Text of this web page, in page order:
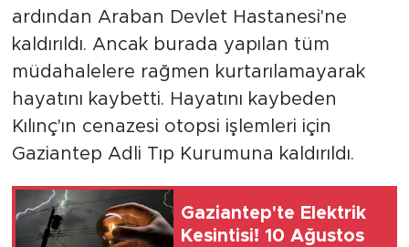
ardından Araban Devlet Hastanesi'ne
kaldırıldı. Ancak burada yapılan tüm
müdahalelere rağmen kurtarılamayarak
hayatını kaybetti. Hayatını kaybeden
Kılınç'ın cenazesi otopsi işlemleri için
Gaziantep Adli Tıp Kurumuna kaldırıldı.
Gaziantep'te Elektrik
Kesintisi! 10 Ağustos